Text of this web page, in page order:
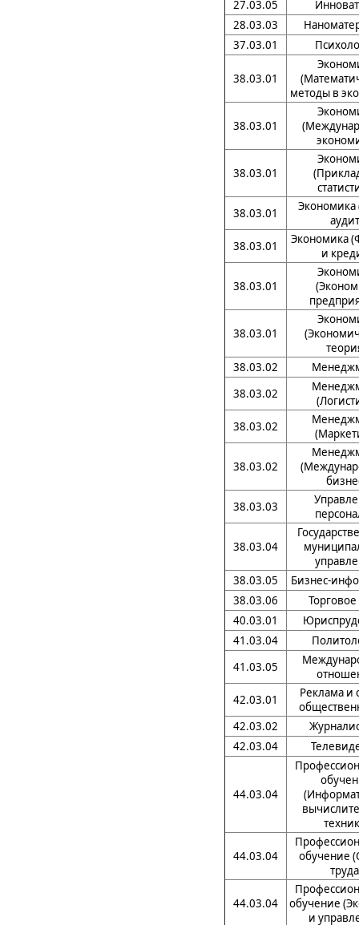
27.03.05
28.03.03
37.03.01
38.03.01
методы в
38.03.01
38.03.01
38.03.01
Экономика
38.03.01
Экономика
и
38.03.01
38.03.01
38.03.02
38.03.02
38.03.02
38.03.02
38.03.03
38.03.04
38.03.05
Бизнес-
38.03.06
40.03.01
41.03.04
41.03.05
42.03.01
Реклама и
42.03.02
42.03.04
44.03.04
44.03.04
обучение
44.03.04
обучение
и